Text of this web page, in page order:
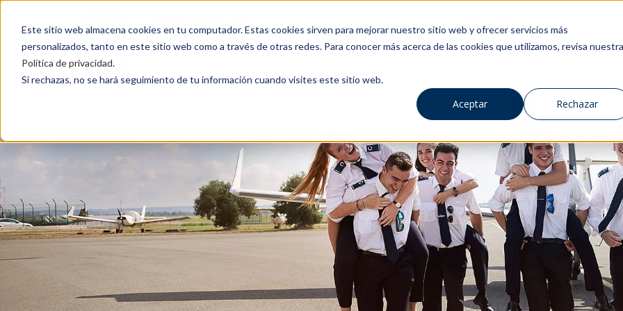
Este sitio web almacena cookies en tu computador. Estas cookies sirven para mejorar nuestro sitio web y ofrecer servicios más
personalizados, tanto en este sitio web como a través de otras redes. Para conocer más acerca de las cookies que utilizamos, revisa nuestra
Política de privacidad.
Si rechazas, no se hará seguimiento de tu información cuando visites este sitio web.
Aceptar Rechazar